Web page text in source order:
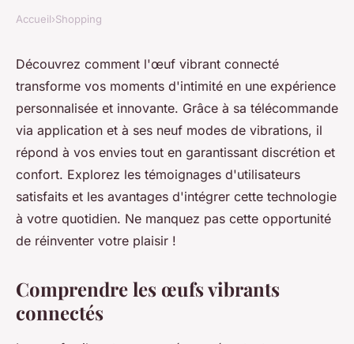
SHOPPING
Oeuf vibrant connecté : votre
plaisir à portée d'app !
Léonie•23 février 2025•3 min de lecture
Accueil›Shopping
Découvrez comment l'œuf vibrant connecté
transforme vos moments d'intimité en une expérience
personnalisée et innovante. Grâce à sa télécommande
via application et à ses neuf modes de vibrations, il
répond à vos envies tout en garantissant discrétion et
confort. Explorez les témoignages d'utilisateurs
satisfaits et les avantages d'intégrer cette technologie
à votre quotidien. Ne manquez pas cette opportunité
de réinventer votre plaisir !
Comprendre les œufs vibrants
connectés